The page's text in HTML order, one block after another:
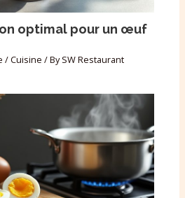
optimal pour un œuf
/Cuisine / BySW Restaurant